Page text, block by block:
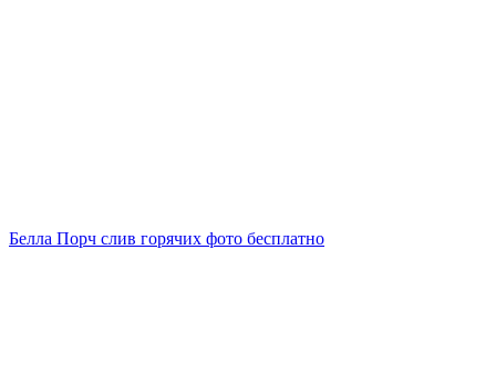
Белла Порч слив горячих фото бесплатно